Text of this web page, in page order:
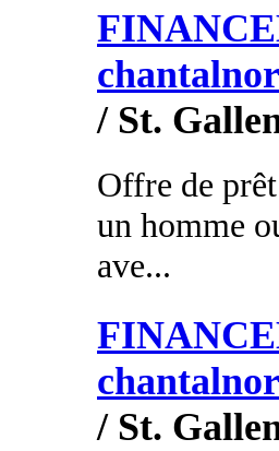
/ St.
Offre de
un homme
ave...
/ St.